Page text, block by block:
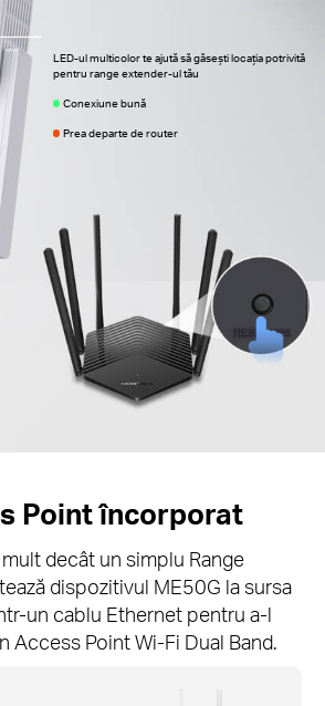
LED-ul multicolor te ajută să găsești locația potrivită
pentru range extender-ul tău
Conexiune bună
Prea departe de router
Point încorporat
decât un simplu Range
dispozitivul ME50G la sursa
un cablu Ethernet pentru a-l
Access Point Wi-Fi Dual Band.